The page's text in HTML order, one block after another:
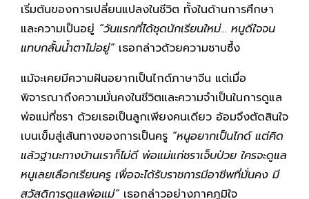
เริ่มต้นของการเปลี่ยนแปลงในชีวิต ทั้งในด้านการศึกษา
และความเป็นอยู่ “วันแรกที่ได้ชุดนักเรียนใหม่… หนูดีใจจน
แทบกลั้นน้ำตาไม่อยู่”เธอกล่าวด้วยความซาบซึ้ง
แม้จะเคยมีความฝันอยากเป็นไกด์ภาษาจีน แต่เมื่อ
พิจารณาถึงความมั่นคงในชีวิตและความจำเป็นในการดูแล
พ่อแม่ที่ชรา ด้วยเธอเป็นลูกเพียงคนเดียว อ้อมจึงตัดสินใจ
เบนเข็มสู่เส้นทางของการเป็นครู “หนูอยากเป็นไกด์ แต่คิด
แล้วฐานะทางบ้านเราก็ไม่ดี พ่อแม่แก่ชราเจ็บป่วย ใครจะดูแล
หนูเลยเลือกเรียนครู เพื่อจะได้รับราชการมีอาชีพที่มั่นคง มี
สวัสดิการดูแลพ่อแม่”เธอกล่าวอย่างภาคภูมิใจ